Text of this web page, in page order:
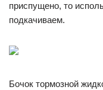
приспущено, то
подкачиваем.
Бочок тормозной